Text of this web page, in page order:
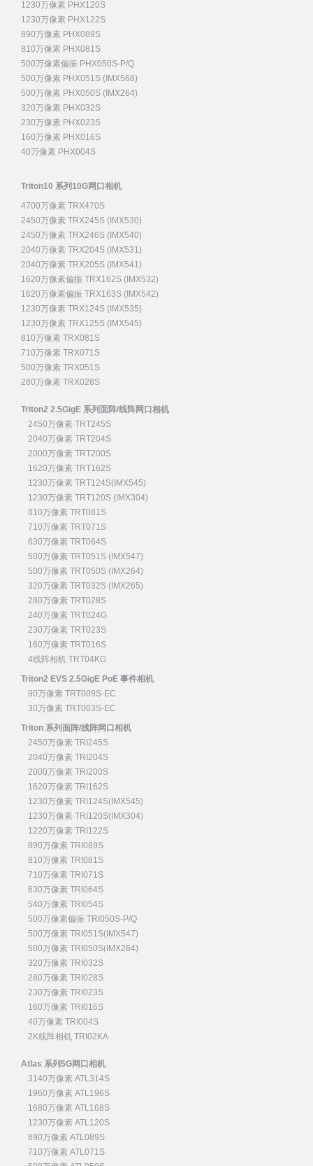
1230万像素 PHX120S
1230万像素 PHX122S
890万像素 PHX089S
810万像素 PHX081S
500万像素偏振 PHX050S-P/Q
500万像素 PHX051S (IMX568)
500万像素 PHX050S (IMX264)
320万像素 PHX032S
230万像素 PHX023S
160万像素 PHX016S
40万像素 PHX004S
Triton10 系列10G网口相机
4700万像素 TRX470S
2450万像素 TRX245S (IMX530)
2450万像素 TRX246S (IMX540)
2040万像素 TRX204S (IMX531)
2040万像素 TRX205S (IMX541)
1620万像素偏振 TRX162S (IMX532)
1620万像素偏振 TRX163S (IMX542)
1230万像素 TRX124S (IMX535)
1230万像素 TRX125S (IMX545)
810万像素 TRX081S
710万像素 TRX071S
500万像素 TRX051S
280万像素 TRX028S
Triton2 2.5GigE 系列面阵/线阵网口相机
2450万像素 TRT245S
2040万像素 TRT204S
2000万像素 TRT200S
1620万像素 TRT162S
1230万像素 TRT124S(IMX545)
1230万像素 TRT120S (IMX304)
810万像素 TRT081S
710万像素 TRT071S
630万像素 TRT064S
500万像素 TRT051S (IMX547)
500万像素 TRT050S (IMX264)
320万像素 TRT032S (IMX265)
280万像素 TRT028S
240万像素 TRT024G
230万像素 TRT023S
160万像素 TRT016S
4线阵相机 TRT04KG
Triton2 EVS 2.5GigE PoE 事件相机
90万像素 TRT009S-EC
30万像素 TRT003S-EC
Triton 系列面阵/线阵网口相机
2450万像素 TRI245S
2040万像素 TRI204S
2000万像素 TRI200S
1620万像素 TRI162S
1230万像素 TRI124S(IMX545)
1230万像素 TRI120S(IMX304)
1220万像素 TRI122S
890万像素 TRI089S
810万像素 TRI081S
710万像素 TRI071S
630万像素 TRI064S
540万像素 TRI054S
500万像素偏振 TRI050S-P/Q
500万像素 TRI051S(IMX547)
500万像素 TRI050S(IMX264)
320万像素 TRI032S
280万像素 TRI028S
230万像素 TRI023S
160万像素 TRI016S
40万像素 TRI004S
2K线阵相机 TRI02KA
Atlas 系列5G网口相机
3140万像素 ATL314S
1960万像素 ATL196S
1680万像素 ATL168S
1230万像素 ATL120S
890万像素 ATL089S
710万像素 ATL071S